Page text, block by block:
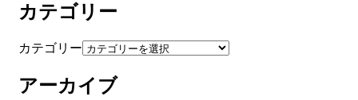
カテゴリー
カテゴリー
アーカイブ